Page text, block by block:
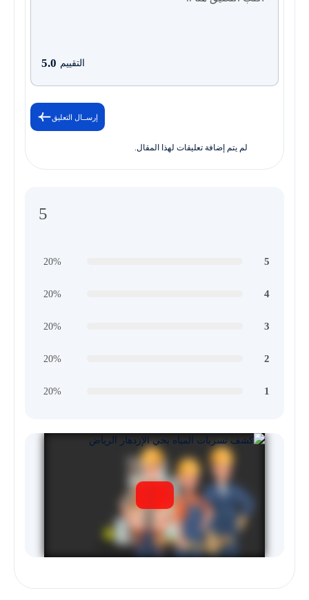
التقييم 5.0
إرســال التعليق
لم يتم إضافة تعليقات لهذا المقال.
5
5
20%
4
20%
3
20%
2
20%
1
20%